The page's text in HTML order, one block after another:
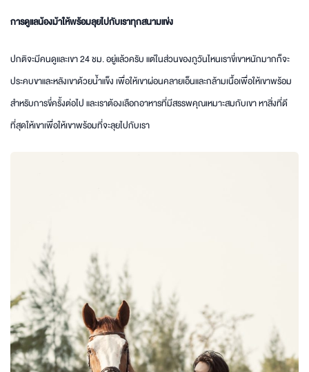
การดูแลน้องม้าให้พร้อมลุยไปกับเราทุกสนามแข่ง
ปกติจะมีคนดูและเขา 24 ชม. อยู่แล้วครับ แต่ในส่วนของภูวันไหนเราขี่เขาหนักมากก็จะ
ประคบขาและหลังเขาด้วยน้ำแข็ง เพื่อให้เขาผ่อนคลายเอ็นและกล้ามเนื้อเพื่อให้เขาพร้อม
สำหรับการขี่ครั้งต่อไป และเราต้องเลือกอาหารที่มีสรรพคุณเหมาะสมกับเขา หาสิ่งที่ดี
ที่สุดให้เขาเพื่อให้เขาพร้อมที่จะลุยไปกับเรา